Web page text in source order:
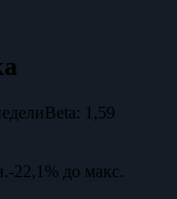
Beta: 1,59
-22,1% до макс.